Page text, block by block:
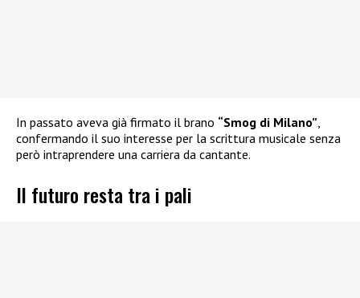
In passato aveva già firmato il brano “Smog di Milano”
confermando il suo interesse per la scrittura musicale senza
però intraprendere una carriera da cantante.
Il futuro resta tra i pali